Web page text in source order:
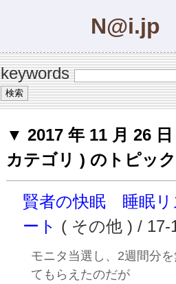
N@i.jp
keywords
▼ 2017 年 11 月 26
カテゴリ ) のトピック
賢者の快眠 睡眠リ
ート ( その他 ) / 17-
モニタ当選し、2週間分
てもらえたのだが